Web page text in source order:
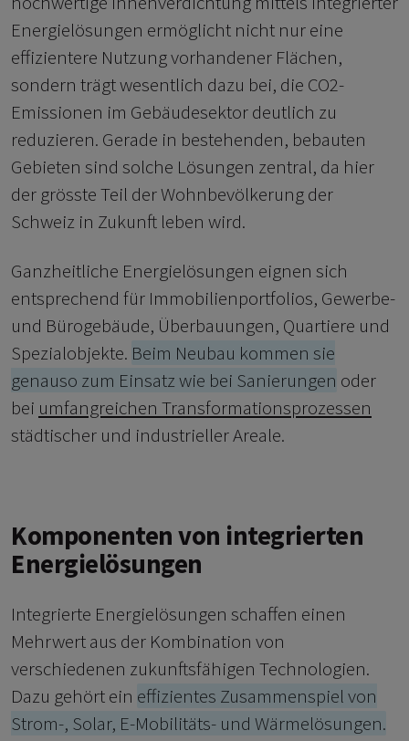
Energielösungen ermöglicht nicht nur eine
effizientere Nutzung vorhandener Flächen,
sondern trägt wesentlich dazu bei, die CO2-
Emissionen im Gebäudesektor deutlich zu
reduzieren. Gerade in bestehenden, bebauten
Gebieten sind solche Lösungen zentral, da hier
der grösste Teil der Wohnbevölkerung der
Schweiz in Zukunft leben wird.
Ganzheitliche Energielösungen eignen sich
entsprechend für Immobilienportfolios, Gewerbe-
und Bürogebäude, Überbauungen, Quartiere und
Spezialobjekte. Beim Neubau kommen sie
genauso zum Einsatz wie bei Sanierungen oder
bei umfangreichen Transformationsprozessen
städtischer und industrieller Areale.
Komponenten von integrierten
Energielösungen
Integrierte Energielösungen schaffen einen
Mehrwert aus der Kombination von
verschiedenen zukunftsfähigen Technologien.
Dazu gehört ein effizientes Zusammenspiel von
Strom-, Solar, E-Mobilitäts- und Wärmelösungen.